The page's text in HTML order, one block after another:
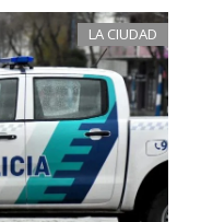
LA CIUDAD